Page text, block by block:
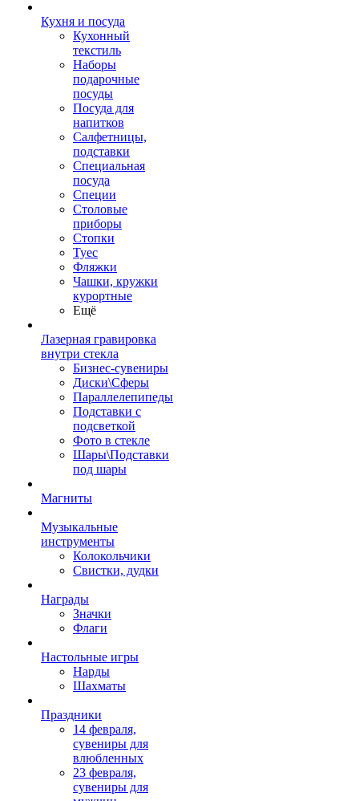
Кухня и посуда
Кухонный
текстиль
Наборы
подарочные
посуды
Посуда для
напитков
Салфетницы,
подставки
Специальная
посуда
Специи
Столовые
приборы
Стопки
Туес
Фляжки
Чашки, кружки
курортные
Ещё
Лазерная гравировка
внутри стекла
Бизнес-сувениры
Диски\Сферы
Параллелепипеды
Подставки с
подсветкой
Фото в стекле
Шары\Подставки
под шары
Магниты
Музыкальные
инструменты
Колокольчики
Свистки, дудки
Награды
Значки
Флаги
Настольные игры
Нарды
Шахматы
Праздники
14 февраля,
сувениры для
влюбленных
23 февраля,
сувениры для